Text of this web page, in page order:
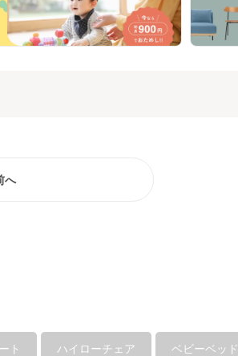
へ
ト ハイローチェア ベビーベッド